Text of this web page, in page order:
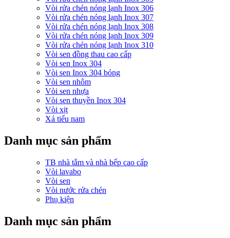
Vòi rửa chén nóng lạnh Inox 306
Vòi rửa chén nóng lạnh Inox 307
Vòi rửa chén nóng lạnh Inox 308
Vòi rửa chén nóng lạnh Inox 309
Vòi rửa chén nóng lạnh Inox 310
Vòi sen đồng thau cao cấp
Vòi sen Inox 304
Vòi sen Inox 304 bóng
Vòi sen nhôm
Vòi sen nhựa
Vòi sen thuyền Inox 304
Vòi xịt
Xả tiểu nam
Danh mục sản phẩm
TB nhà tắm và nhà bếp cao cấp
Vòi lavabo
Vòi sen
Vòi nước rửa chén
Phụ kiện
Danh mục sản phẩm